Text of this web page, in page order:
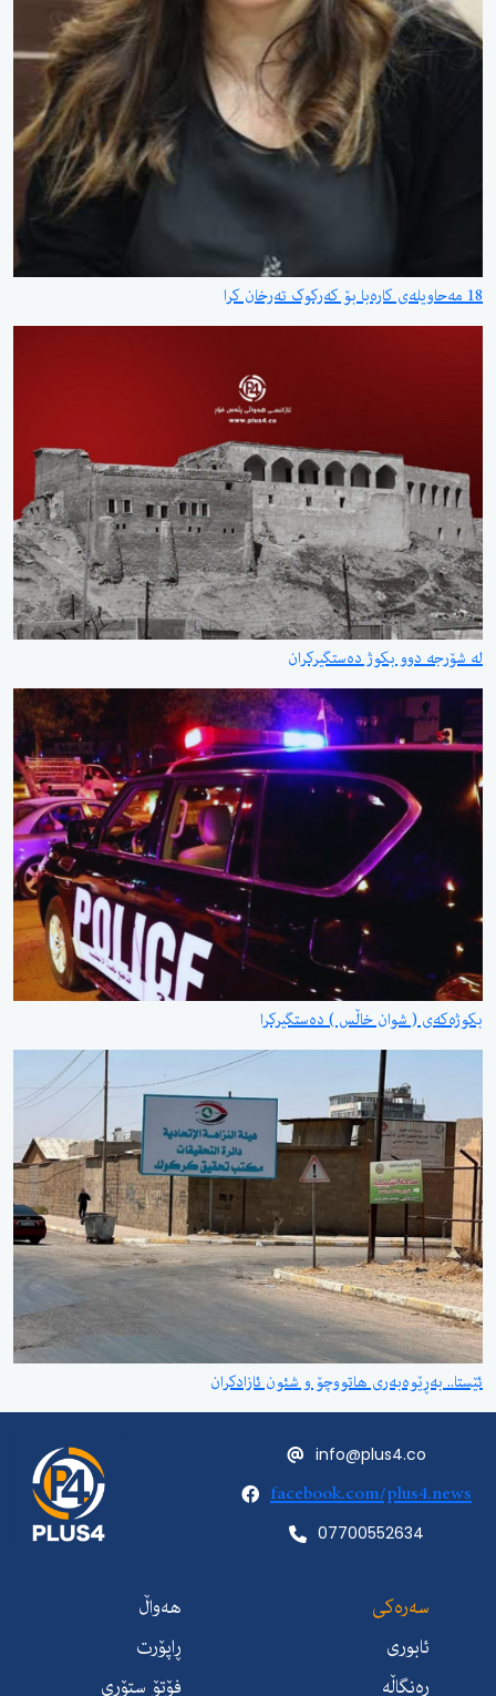
18 مەحاویلەی کارەبا بۆ کەرکوک تەرخان کرا
لە شۆرجە دوو بکوژ دەستگیرکران
بکوژەکەی ( شوان خاڵس ) دەستگیرکرا
ئێستا.. بەڕێوەبەری هاتووچۆ و شئون ئازادکران
info@plus4.co
facebook.com/plus4.news
07700552634
سەرەکی
هەواڵ
ئابوری
ڕاپۆرت
ڕەنگاڵە
فۆتۆ ستۆری